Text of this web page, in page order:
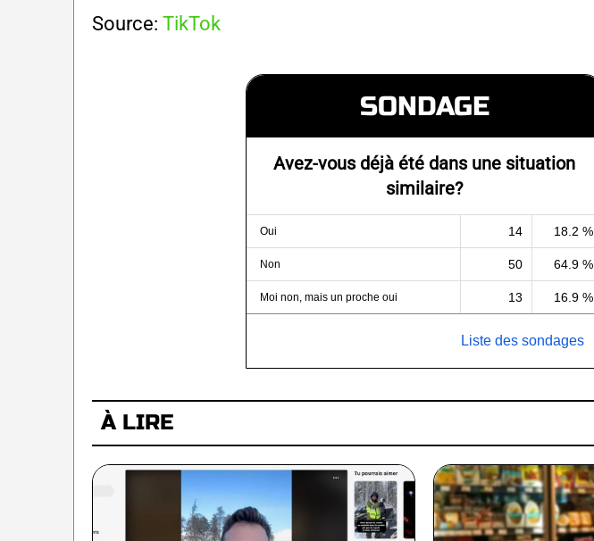
Source: TikTok
SONDAGE
Avez-vous déjà été dans une situation
similaire?
Oui 14 18.2 %
Non 50 64.9 %
Moi non, mais un proche oui 13 16.9 %
Liste des sondages
À LIRE